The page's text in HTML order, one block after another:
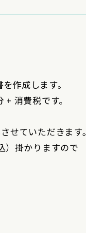
作成します。
消費税です。
せていただきます。
掛かりますので